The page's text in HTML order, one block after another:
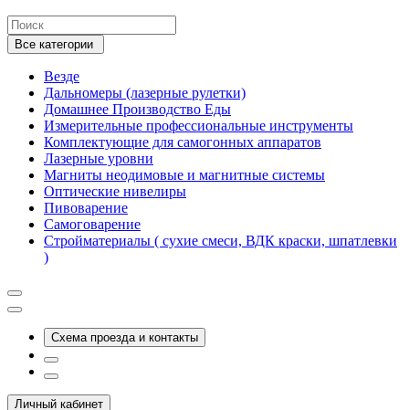
Все категории
Везде
Дальномеры (лазерные рулетки)
Домашнее Производство Еды
Измерительные профессиональные инструменты
Комплектующие для самогонных аппаратов
Лазерные уровни
Магниты неодимовые и магнитные системы
Оптические нивелиры
Пивоварение
Самоговарение
Стройматериалы ( сухие смеси, ВДК краски, шпатлевки
)
Схема проезда и контакты
Личный кабинет